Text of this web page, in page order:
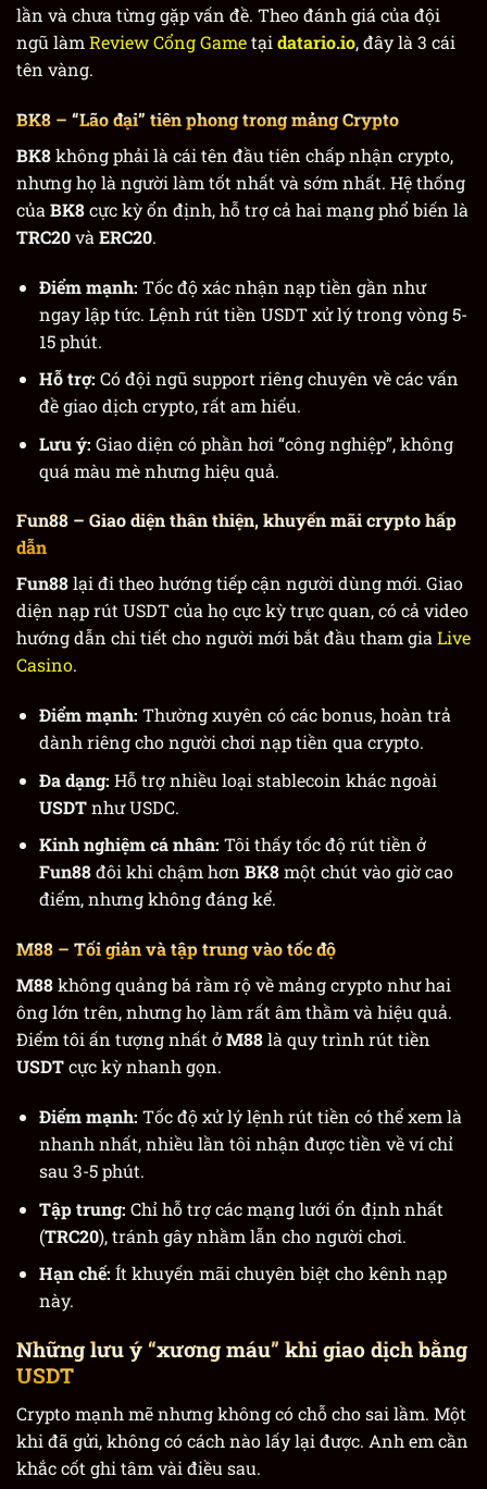
lần và chưa từng gặp vấn đề. Theo đánh giá của đội
ngũ làm Review Cổng Gametại datario.io, đây là 3 cái
tên vàng.
BK8 – “Lão đại” tiên phong trong mảng Crypto
BK8không phải là cái tên đầu tiên chấp nhận crypto,
nhưng họ là người làm tốt nhất và sớm nhất. Hệ thống
của BK8cực kỳ ổn định, hỗ trợ cả hai mạng phổ biến là
TRC20và ERC20.
Điểm mạnh: Tốc độ xác nhận nạp tiền gần như
ngay lập tức. Lệnh rút tiền USDT xử lý trong vòng 5-
15 phút.
Hỗ trợ: Có đội ngũ support riêng chuyên về các vấn
đề giao dịch crypto, rất am hiểu.
Lưu ý: Giao diện có phần hơi “công nghiệp”, không
quá màu mè nhưng hiệu quả.
Fun88 – Giao diện thân thiện, khuyến mãi crypto hấp
dẫn
Fun88lại đi theo hướng tiếp cận người dùng mới. Giao
diện nạp rút USDT của họ cực kỳ trực quan, có cả video
hướng dẫn chi tiết cho người mới bắt đầu tham giaLive
Casino.
Điểm mạnh: Thường xuyên có các bonus, hoàn trả
dành riêng cho người chơi nạp tiền qua crypto.
Đa dạng: Hỗ trợ nhiều loại stablecoin khác ngoài
USDTnhư USDC.
Kinh nghiệm cá nhân: Tôi thấy tốc độ rút tiền ở
Fun88đôi khi chậm hơn BK8một chút vào giờ cao
điểm, nhưng không đáng kể.
M88 – Tối giản và tập trung vào tốc độ
M88không quảng bá rầm rộ về mảng crypto như hai
ông lớn trên, nhưng họ làm rất âm thầm và hiệu quả.
Điểm tôi ấn tượng nhất ởM88là quy trình rút tiền
USDTcực kỳ nhanh gọn.
Điểm mạnh: Tốc độ xử lý lệnh rút tiền có thể xem là
nhanh nhất, nhiều lần tôi nhận được tiền về ví chỉ
sau 3-5 phút.
Tập trung: Chỉ hỗ trợ các mạng lưới ổn định nhất
(TRC20), tránh gây nhầm lẫn cho người chơi.
Hạn chế: Ít khuyến mãi chuyên biệt cho kênh nạp
này.
Những lưu ý “xương máu” khi giao dịch bằng
USDT
Crypto mạnh mẽ nhưng không có chỗ cho sai lầm. Một
khi đã gửi, không có cách nào lấy lại được. Anh em cần
khắc cốt ghi tâm vài điều sau.